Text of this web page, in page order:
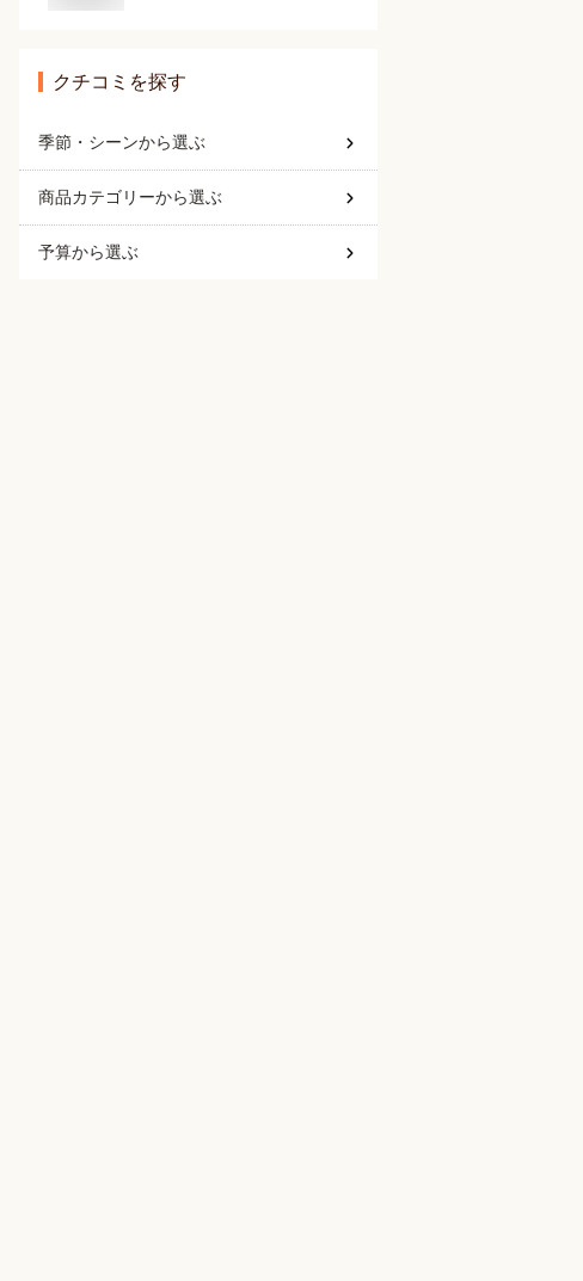
クチコミを探す
季節・シーンから選ぶ
商品カテゴリーから選ぶ
予算から選ぶ